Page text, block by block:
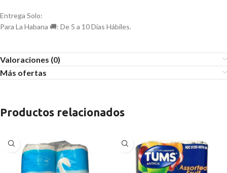
Entrega Solo:
Para La Habana 🚚: De 5 a 10 Días Hábiles.
Valoraciones (0)
Más ofertas
Productos relacionados